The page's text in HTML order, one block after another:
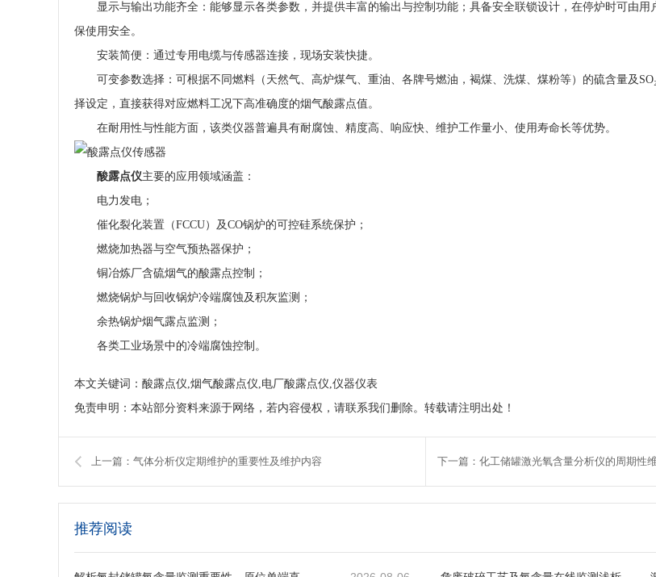
显示与输出功能齐全：能够显示各类参数，并提供丰富的输出与控制功能；具备安全联锁设计，在停炉时可由用
保使用安全。
安装简便：通过专用电缆与传感器连接，现场安装快捷。
可变参数选择：可根据不同燃料（天然气、高炉煤气、重油、各牌号燃油，褐煤、洗煤、煤粉等）的硫含量及
择设定，直接获得对应燃料工况下高准确度的烟气酸露点值。
在耐用性与性能方面，该类仪器普遍具有耐腐蚀、精度高、响应快、维护工作量小、使用寿命长等优势。
酸露点仪主要的应用领域涵盖：
电力发电；
催化裂化装置（FCCU）及CO锅炉的可控硅系统保护；
燃烧加热器与空气预热器保护；
铜冶炼厂含硫烟气的酸露点控制；
燃烧锅炉与回收锅炉冷端腐蚀及积灰监测；
余热锅炉烟气露点监测；
各类工业场景中的冷端腐蚀控制。
本文关键词：酸露点仪,烟气酸露点仪,电厂酸露点仪,仪器仪表
免责申明：本站部分资料来源于网络，若内容侵权，请联系我们删除。转载请注明出处！
上一篇：气体分析仪定期维护的重要性及维护内容 下一篇：化工储罐激光氧含量分析仪的周期性
推荐阅读